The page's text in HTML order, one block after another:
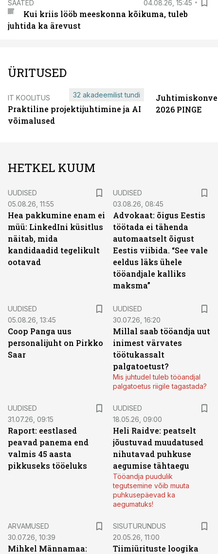
SAATED 04.08.26, 15:45
Kui kriis lööb meeskonna kõikuma, tuleb
juhtida ka ärevust
ÜRITUSED
IT KOOLITUS
Praktiline projektijuhtimine ja AI
võimalused
32 akadeemilist tundi
2026 PINGE
HETKEL KUUM
UUDISED
05.08.26, 11:55
Hea pakkumine enam ei
müü: LinkedIni küsitlus
näitab, mida
kandidaadid tegelikult
ootavad
UUDISED
03.08.26, 08:45
Advokaat: õigus Eestis
töötada ei tähenda
automaatselt õigust
Eestis viibida. “See vale
eeldus läks ühele
tööandjale kalliks
maksma”
UUDISED
05.08.26, 13:45
Coop Panga uus
personalijuht on Pirkko
Saar
UUDISED
30.07.26, 16:20
Millal saab tööandja uut
inimest värvates
töötukassalt
palgatoetust?
Mis juhtudel tuleb tööandjal
palgatoetus riigile tagastada?
UUDISED
31.07.26, 09:15
Raport: eestlased
peavad panema end
valmis 45 aasta
pikkuseks tööeluks
UUDISED
18.05.26, 09:00
Heli Raidve: peatselt
jõustuvad muudatused
nihutavad puhkuse
aegumise tähtaegu
Tööandja puudulik
tegutsemine võib muuta
puhkusepäevad ka
aegumatuks!
ARVAMUSED
30.07.26, 10:39
Mihkel Männamaa:
SISUTURUNDUS
20.05.26, 11:00
Tiimiürituste loogika